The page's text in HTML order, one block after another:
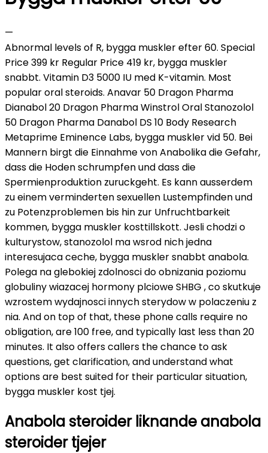
—
Abnormal levels of R, bygga muskler efter 60. Special
Price 399 kr Regular Price 419 kr, bygga muskler
snabbt. Vitamin D3 5000 IU med K-vitamin. Most
popular oral steroids. Anavar 50 Dragon Pharma
Dianabol 20 Dragon Pharma Winstrol Oral Stanozolol
50 Dragon Pharma Danabol DS 10 Body Research
Metaprime Eminence Labs, bygga muskler vid 50. Bei
Mannern birgt die Einnahme von Anabolika die Gefahr,
dass die Hoden schrumpfen und dass die
Spermienproduktion zuruckgeht. Es kann ausserdem
zu einem verminderten sexuellen Lustempfinden und
zu Potenzproblemen bis hin zur Unfruchtbarkeit
kommen, bygga muskler kosttillskott. Jesli chodzi o
kulturystow, stanozolol ma wsrod nich jedna
interesujaca ceche, bygga muskler snabbt anabola.
Polega na glebokiej zdolnosci do obnizania poziomu
globuliny wiazacej hormony plciowe SHBG , co skutkuje
wzrostem wydajnosci innych sterydow w polaczeniu z
nia. And on top of that, these phone calls require no
obligation, are 100 free, and typically last less than 20
minutes. It also offers callers the chance to ask
questions, get clarification, and understand what
options are best suited for their particular situation,
bygga muskler kost tjej.
Anabola steroider liknande anabola
steroider tjejer